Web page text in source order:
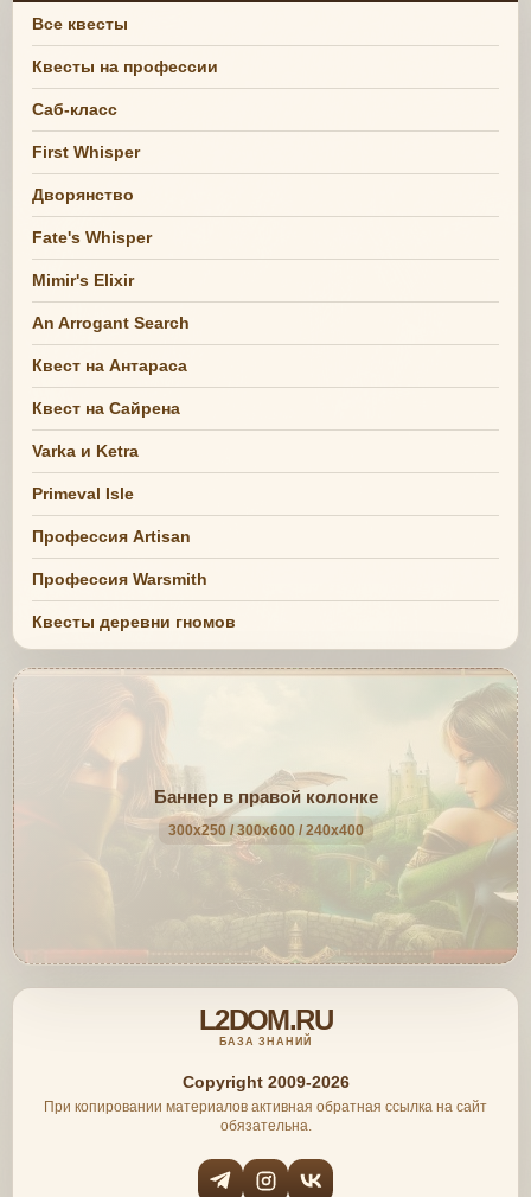
Все квесты
Квесты на профессии
Саб-класс
First Whisper
Дворянство
Fate's Whisper
Mimir's Elixir
An Arrogant Search
Квест на Антараса
Квест на Сайрена
Varka и Ketra
Primeval Isle
Профессия Artisan
Профессия Warsmith
Квесты деревни гномов
Баннер в правой колонке
300x250 / 300x600 / 240x400
L2DOM.RU
БАЗА ЗНАНИЙ
Copyright 2009-2026
При копировании материалов активная обратная ссылка на сайт
обязательна.